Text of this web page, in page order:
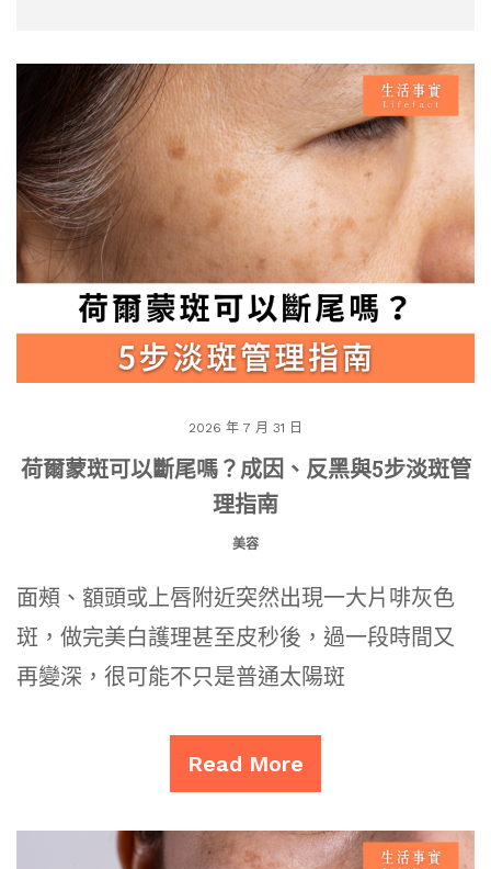
2026 年 7 月 31 日
荷爾蒙斑可以斷尾嗎？成因、反黑與5步淡斑管
理指南
美容
面頰、額頭或上唇附近突然出現一大片啡灰色
斑，做完美白護理甚至皮秒後，過一段時間又
再變深，很可能不只是普通太陽斑
Read More